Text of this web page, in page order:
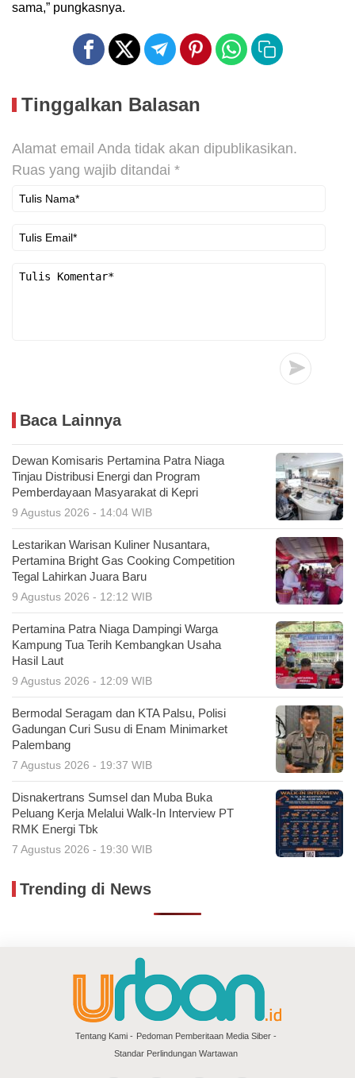
sama,” pungkasnya.
Tinggalkan Balasan
Alamat email Anda tidak akan dipublikasikan.
Ruas yang wajib ditandai *
Baca Lainnya
Dewan Komisaris Pertamina Patra Niaga
Tinjau Distribusi Energi dan Program
Pemberdayaan Masyarakat di Kepri
9 Agustus 2026 - 14:04 WIB
Lestarikan Warisan Kuliner Nusantara,
Pertamina Bright Gas Cooking Competition
Tegal Lahirkan Juara Baru
9 Agustus 2026 - 12:12 WIB
Pertamina Patra Niaga Dampingi Warga
Kampung Tua Terih Kembangkan Usaha
Hasil Laut
9 Agustus 2026 - 12:09 WIB
Bermodal Seragam dan KTA Palsu, Polisi
Gadungan Curi Susu di Enam Minimarket
Palembang
7 Agustus 2026 - 19:37 WIB
Disnakertrans Sumsel dan Muba Buka
Peluang Kerja Melalui Walk-In Interview PT
RMK Energi Tbk
7 Agustus 2026 - 19:30 WIB
Trending di News
Tentang Kami
Pedoman Pemberitaan Media Siber
Standar Perlindungan Wartawan